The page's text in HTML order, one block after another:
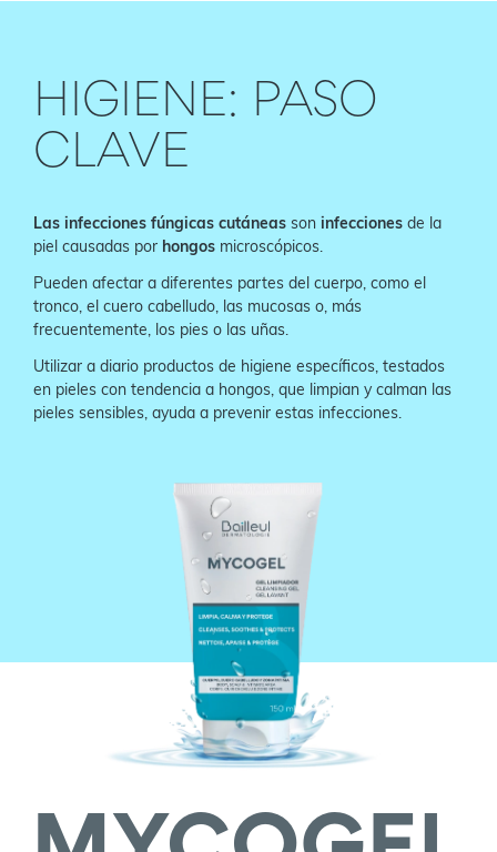
HIGIENE: PASO
CLAVE
Las infecciones fúngicas cutáneas son infecciones de la
piel causadas por hongos microscópicos.
Pueden afectar a diferentes partes del cuerpo, como el
tronco, el cuero cabelludo, las mucosas o, más
frecuentemente, los pies o las uñas.
Utilizar a diario productos de higiene específicos, testados
en pieles con tendencia a hongos, que limpian y calman las
pieles sensibles, ayuda a prevenir estas infecciones.